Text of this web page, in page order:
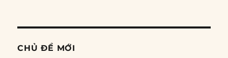
CHỦ ĐỀ MỚI